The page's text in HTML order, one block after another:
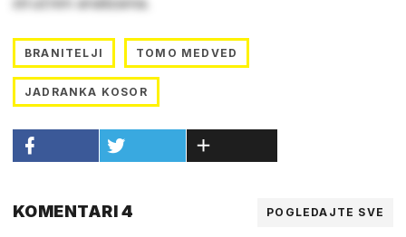
BRANITELJI TOMO MEDVED
JADRANKA KOSOR
KOMENTARI 4 POGLEDAJTE SVE